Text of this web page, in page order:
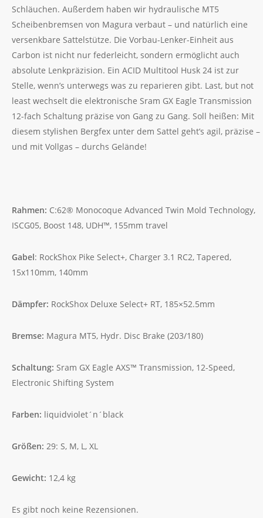
Schläuchen. Außerdem haben wir hydraulische MT5
Scheibenbremsen von Magura verbaut – und natürlich eine
versenkbare Sattelstütze. Die Vorbau-Lenker-Einheit aus
Carbon ist nicht nur federleicht, sondern ermöglicht auch
absolute Lenkpräzision. Ein ACID Multitool Husk 24 ist zur
Stelle, wenn’s unterwegs was zu reparieren gibt. Last, but not
least wechselt die elektronische Sram GX Eagle Transmission
12-fach Schaltung präzise von Gang zu Gang. Soll heißen: Mit
diesem stylishen Bergfex unter dem Sattel geht’s agil, präzise –
und mit Vollgas – durchs Gelände!
Rahmen: C:62® Monocoque Advanced Twin Mold Technology,
ISCG05, Boost 148, UDH™, 155mm travel
Gabel: RockShox Pike Select+, Charger 3.1 RC2, Tapered,
15x110mm, 140mm
Dämpfer: RockShox Deluxe Select+ RT, 185×52.5mm
Bremse: Magura MT5, Hydr. Disc Brake (203/180)
Schaltung: Sram GX Eagle AXS™ Transmission, 12-Speed,
Electronic Shifting System
Farben: liquidviolet´n´black
Größen: 29: S, M, L, XL
Gewicht: 12,4 kg
Es gibt noch keine Rezensionen.